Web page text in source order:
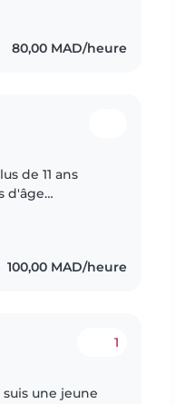
80,00 MAD/heure
de 11 ans
d'âge
100,00 MAD/heure
1
une jeune